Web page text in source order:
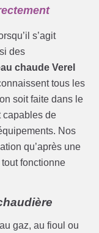
s’agit
des
chaude Verel
tous les
soit faite dans le
capables de
Nos
qu’après une
fonctionne
gaz, au fioul ou